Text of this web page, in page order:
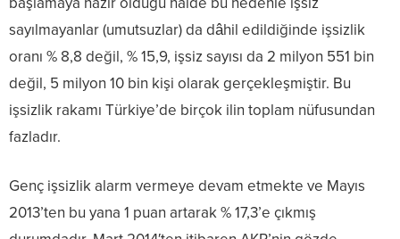
sayılmayanlar (umutsuzlar) da dâhil edildiğinde işsizlik
oranı % 8,8 değil, % 15,9, işsiz sayısı da 2 milyon 551 bin
değil, 5 milyon 10 bin kişi olarak gerçekleşmiştir. Bu
işsizlik rakamı Türkiye’de birçok ilin toplam nüfusundan
fazladır.
Genç işsizlik alarm vermeye devam etmekte ve Mayıs
2013’ten bu yana 1 puan artarak % 17,3’e çıkmış